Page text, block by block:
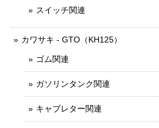
スイッチ関連
カワサキ - GTO（KH125）
ゴム関連
ガソリンタンク関連
キャブレター関連